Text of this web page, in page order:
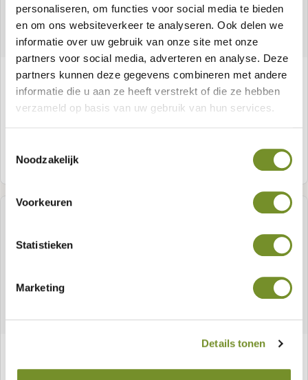
personaliseren, om functies voor social media te bieden
en om ons websiteverkeer te analyseren. Ook delen we
informatie over uw gebruik van onze site met onze
partners voor social media, adverteren en analyse. Deze
partners kunnen deze gegevens combineren met andere
informatie die u aan ze heeft verstrekt of die ze hebben
verzameld op basis van uw gebruik van hun services.
Noodzakelijk
Voorkeuren
Statistieken
Marketing
Details tonen
Schommelhoek voor vierkante palen
Artikelnummer: P019170
Rubber schommelzitje met ketting